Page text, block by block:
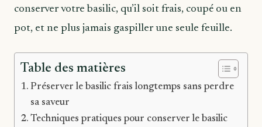
conserver votre basilic, qu’il soit frais, coupé ou en
pot, et ne plus jamais gaspiller une seule feuille.
Table des matières
Préserver le basilic frais longtemps sans perdre
sa saveur
Techniques pratiques pour conserver le basilic